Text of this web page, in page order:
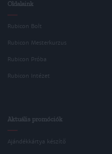
Oldalaink
Rubicon Bolt
Rubicon Mesterkurzus
Rubicon Próba
Rubicon Intézet
Aktuális promóciók
Ajándékkártya készítő